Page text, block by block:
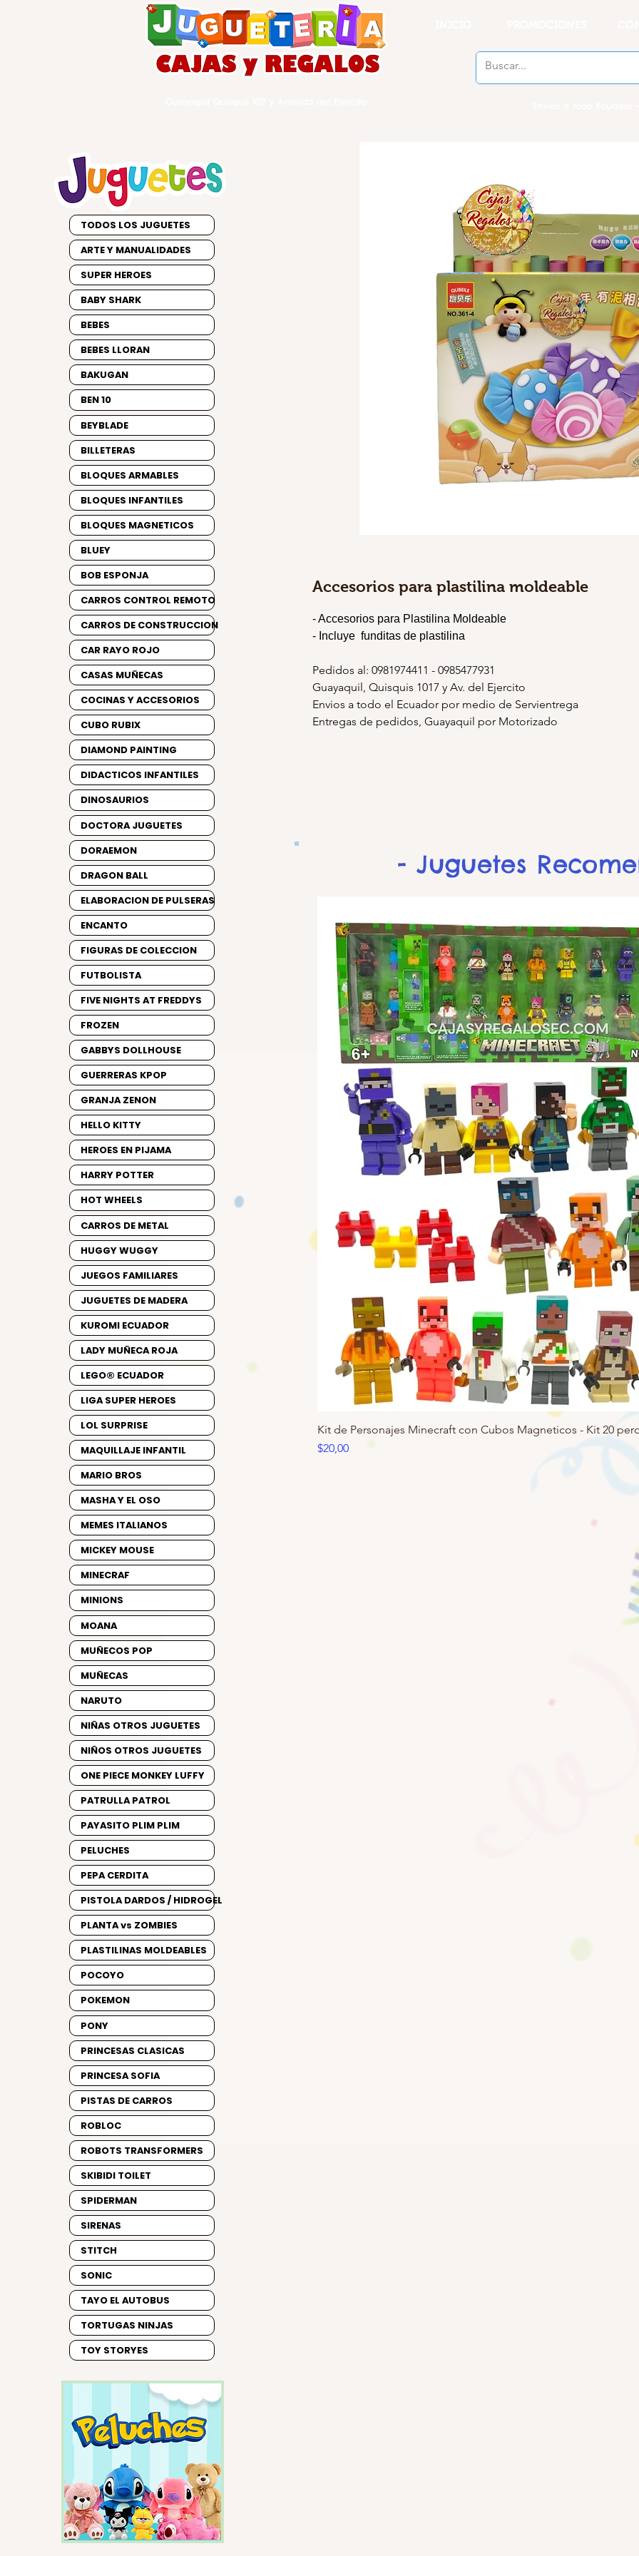
Accesorios para plastilina moldeable
- Accesorios para Plastilina Moldeable
- Incluye funditas de plastilina
Pedidos al: 0981974411 - 0985477931
Guayaquil, Quisquis 1017 y Av. del Ejercito
Envios a todo el Ecuador por medio de Servientrega
Entregas de pedidos, Guayaquil por Motorizado
Kit de Personajes Minecraft con Cubos Magneticos - Kit 20
Precio
$20,00
- Juguetes
TODOS LOS JUGUETES
ARTE Y MANUALIDADES
SUPER HEROES
BABY SHARK
BEBES
BEBES LLORAN
BAKUGAN
BEN 10
BEYBLADE
BILLETERAS
BLOQUES ARMABLES
BLOQUES INFANTILES
BLOQUES MAGNETICOS
BLUEY
BOB ESPONJA
CARROS CONTROL REMOTO
CARROS DE CONSTRUCCION
CAR RAYO ROJO
CASAS MUÑECAS
COCINAS Y ACCESORIOS
CUBO RUBIX
DIAMOND PAINTING
DIDACTICOS INFANTILES
DINOSAURIOS
DOCTORA JUGUETES
DORAEMON
DRAGON BALL
ELABORACION DE PULSERAS
ENCANTO
FIGURAS DE COLECCION
FUTBOLISTA
FIVE NIGHTS AT FREDDYS
FROZEN
GABBYS DOLLHOUSE
GUERRERAS KPOP
GRANJA ZENON
HELLO KITTY
HEROES EN PIJAMA
HARRY POTTER
HOT WHEELS
CARROS DE METAL
HUGGY WUGGY
JUEGOS FAMILIARES
JUGUETES DE MADERA
KUROMI ECUADOR
LADY MUÑECA ROJA
LEGO® ECUADOR
LIGA SUPER HEROES
LOL SURPRISE
MAQUILLAJE INFANTIL
MARIO BROS
MASHA Y EL OSO
MEMES ITALIANOS
MICKEY MOUSE
MINECRAF
MINIONS
MOANA
MUÑECOS POP
MUÑECAS
NARUTO
NIÑAS OTROS JUGUETES
NIÑOS OTROS JUGUETES
ONE PIECE MONKEY LUFFY
PATRULLA PATROL
PAYASITO PLIM PLIM
PELUCHES
PEPA CERDITA
PISTOLA DARDOS / HIDROGEL
PLANTA vs ZOMBIES
PLASTILINAS MOLDEABLES
POCOYO
POKEMON
PONY
PRINCESAS CLASICAS
PRINCESA SOFIA
PISTAS DE CARROS
ROBLOC
ROBOTS TRANSFORMERS
SKIBIDI TOILET
SPIDERMAN
SIRENAS
STITCH
SONIC
TAYO EL AUTOBUS
TORTUGAS NINJAS
TOY STORYES